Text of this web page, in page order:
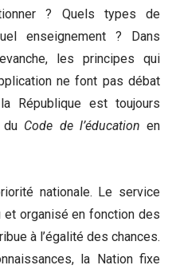
? Quels types de
enseignement ? Dans
les principes qui
ne font pas débat
République est toujours
du Code de l’éducation en
nationale. Le service
et organisé en fonction des
à l’égalité des chances.
la Nation fixe